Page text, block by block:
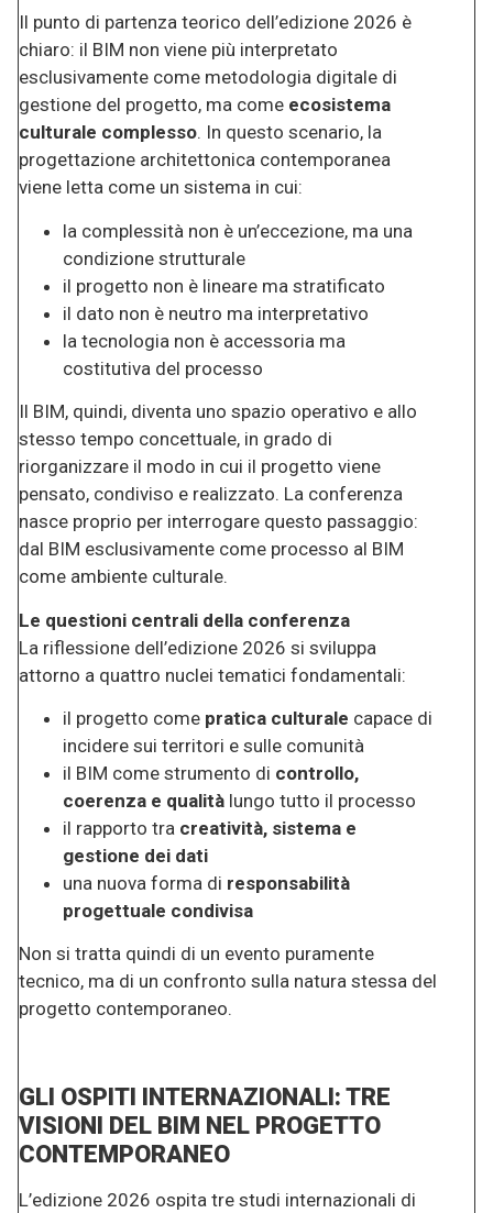
Il punto di partenza teorico dell’edizione 2026 è
chiaro: il BIM non viene più interpretato
esclusivamente come metodologia digitale di
gestione del progetto, ma come ecosistema
culturale complesso. In questo scenario, la
progettazione architettonica contemporanea
viene letta come un sistema in cui:
la complessità non è un’eccezione, ma una
condizione strutturale
il progetto non è lineare ma stratificato
il dato non è neutro ma interpretativo
la tecnologia non è accessoria ma
costitutiva del processo
Il BIM, quindi, diventa uno spazio operativo e allo
stesso tempo concettuale, in grado di
riorganizzare il modo in cui il progetto viene
pensato, condiviso e realizzato. La conferenza
nasce proprio per interrogare questo passaggio:
dal BIM esclusivamente come processo al BIM
come ambiente culturale.
Le questioni centrali della conferenza
La riflessione dell’edizione 2026 si sviluppa
attorno a quattro nuclei tematici fondamentali:
il progetto come pratica culturale capace di
incidere sui territori e sulle comunità
il BIM come strumento di controllo,
coerenza e qualitàlungo tutto il processo
il rapporto tra creatività, sistema e
gestione dei dati
una nuova forma di responsabilità
progettuale condivisa
Non si tratta quindi di un evento puramente
tecnico, ma di un confronto sulla natura stessa del
progetto contemporaneo.
GLI OSPITI INTERNAZIONALI: TRE
VISIONI DEL BIM NEL PROGETTO
CONTEMPORANEO
L’edizione 2026 ospita tre studi internazionali di